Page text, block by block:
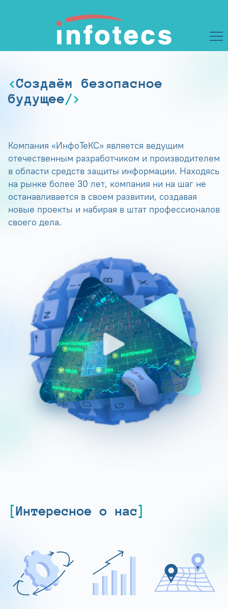
Создаём безопасное
будущее
Компания «ИнфоТеКС» является ведущим
отечественным разработчиком и производителем
в области средств защиты информации. Находясь
на рынке более 30 лет, компания ни на шаг не
останавливается в своем развитии, создавая
новые проекты и набирая в штат профессионалов
своего дела.
Интересное о нас